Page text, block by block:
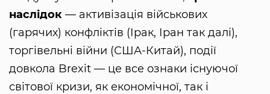
наслідок — активізація військових
(гарячих) конфліктів (Ірак, Іран так далі),
торгівельні війни (США-Китай), події
довкола Brexit — це все ознаки існуючої
світової кризи, як економічної, так і